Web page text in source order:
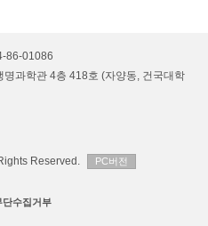
86-01086
과학관 4층 418호 (자양동, 건국대학
Reserved. PC버전
단수집거부